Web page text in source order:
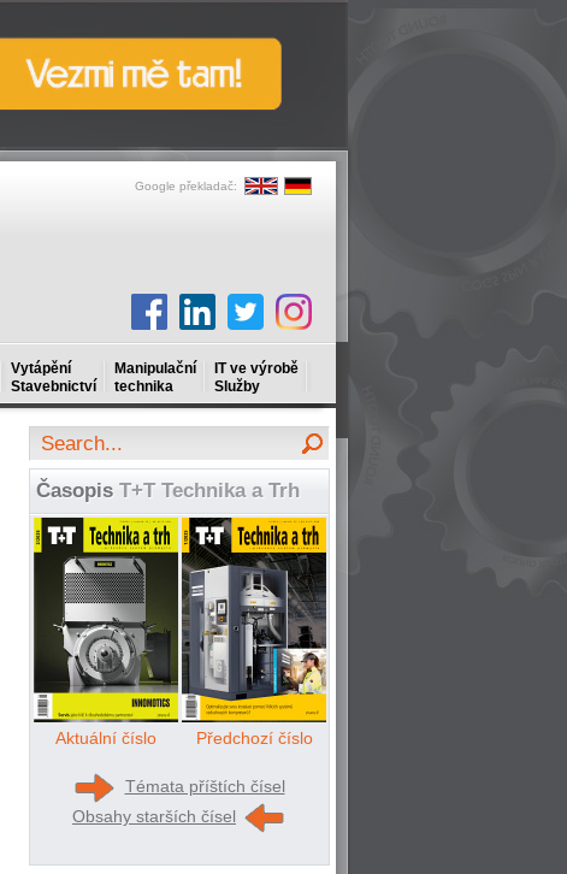
Google překladač:
Vytápění
Stavebnictví
Manipulační
technika
IT ve výrobě
Služby
Časopis T+T Technika a Trh
Aktuální číslo Předchozí číslo
Témata příštích čísel
Obsahy starších čísel